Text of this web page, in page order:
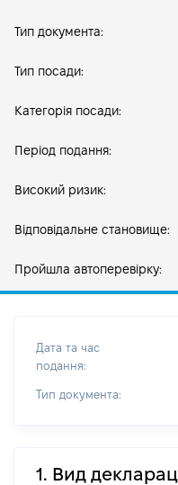
Тип документа:
Тип посади:
Категорія посади:
Період подання:
Високий ризик:
Відповідальне становище:
Пройшла автоперевірку:
Дата та час
подання:
Тип документа:
1. Вид